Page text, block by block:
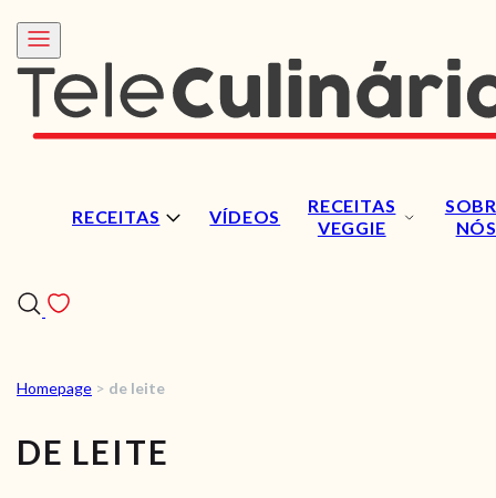
RECEITAS VÍDEOS
RECEITAS
VEGGIE
NÓS
Homepage > de leite
DE LEITE